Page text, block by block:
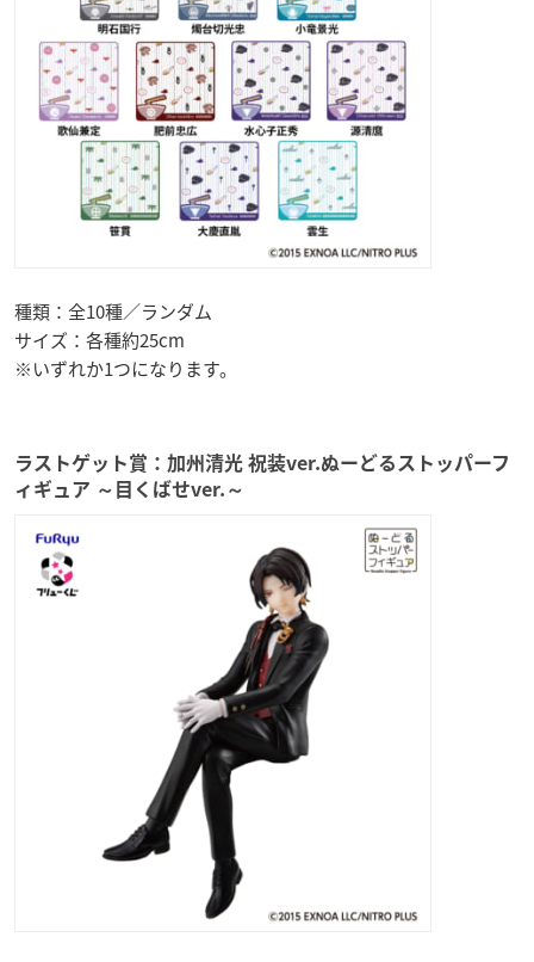
種類：全10種／ランダム
サイズ：各種約25cm
※いずれか1つになります。
ラストゲット賞：加州清光 祝装ver.ぬーどるストッパーフ
ィギュア ～目くばせver.～